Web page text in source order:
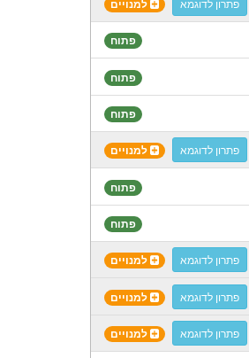
למנויים פתרון לדוגמא
פתוח
פתוח
פתוח
למנויים פתרון לדוגמא
פתוח
פתוח
למנויים פתרון לדוגמא
למנויים פתרון לדוגמא
למנויים פתרון לדוגמא